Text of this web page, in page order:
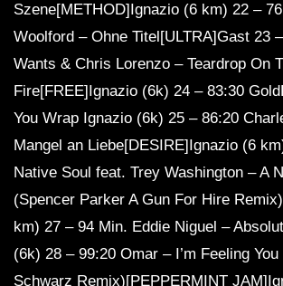
Szene[METHOD]Ignazio (6 km) 22 –
Woolford – Ohne Titel[ULTRA]Gast 23
Wants & Chris Lorenzo – Teardrop On
Fire[FREE]Ignazio (6k) 24 – 83:30
You Wrap Ignazio (6k) 25 – 86:20
Mangel an Liebe[DESIRE]Ignazio (6
Native Soul feat. Trey Washington – A
(Spencer Parker A Gun For Hire
km) 27 – 94 Min. Eddie Niguel –
(6k) 28 – 99:20 Omar – I’m Feeling
Schwarz Remix)[PEPPERMINT